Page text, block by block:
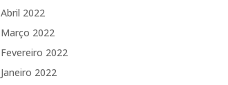
Abril 2022
Março 2022
Fevereiro 2022
Janeiro 2022